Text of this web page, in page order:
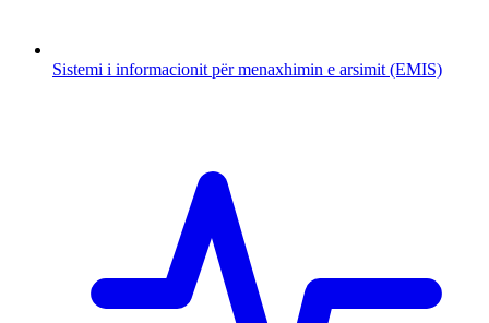
Sistemi i informacionit për menaxhimin e arsimit (EMIS)